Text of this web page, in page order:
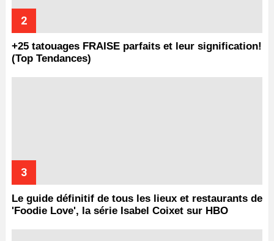
+25 tatouages ​​FRAISE parfaits et leur signification!
(Top Tendances)
Le guide définitif de tous les lieux et restaurants de
'Foodie Love', la série Isabel Coixet sur HBO